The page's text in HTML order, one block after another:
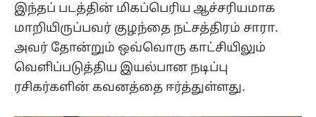
இந்தப் படத்தின் மிகப்பெரிய ஆச்சரியமாக
மாறியிருப்பவர் குழந்தை நட்சத்திரம் சாரா.
அவர் தோன்றும் ஒவ்வொரு காட்சியிலும்
வெளிப்படுத்திய இயல்பான நடிப்பு
ரசிகர்களின் கவனத்தை ஈர்த்துள்ளது.